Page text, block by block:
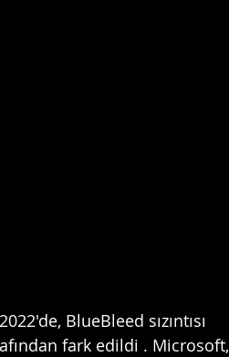
BlueBleed sızıntısı
fark edildi . Microsoft,